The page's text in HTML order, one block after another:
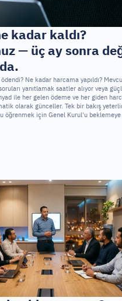
kadar kaldı?
— üç ay sonra
Ne kadar harcama yapıldı?
yanıtlamak saatler alıyor veya
ile her gelen ödeme ve her giden
olarak günceller. Tek bir bakış
öğrenmek için Genel Kurul'u